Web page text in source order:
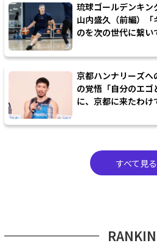
琉球ゴールデンキン
山内盛久（前編）「
のを次の世代に繋い
京都ハンナリーズ
の覚悟「自分のエ
に、京都に来たわけ
すべて見る